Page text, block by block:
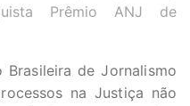
Prêmio ANJ de
Brasileira de Jornalismo
na Justiça não